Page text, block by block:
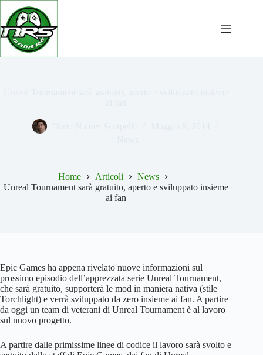
Salta
contenuto
Home Articoli
News
Unreal Tournament sarà gratuito, aperto e sviluppato insieme
ai fan
Epic Games ha appena rivelato nuove informazioni sul
prossimo episodio dell’apprezzata serie Unreal Tournament,
che sarà gratuito, supporterà le mod in maniera nativa (stile
Torchlight) e verrà sviluppato da zero insieme ai fan. A partire
da oggi un team di veterani di Unreal Tournament è al lavoro
sul nuovo progetto.
A partire dalle primissime linee di codice il lavoro sarà svolto e